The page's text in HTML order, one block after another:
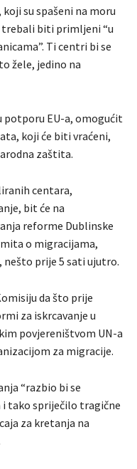
su spašeni na moru
trebali biti primljeni “u
Ti centri bi se
žele, jedino na
potporu EU-a, omogućit
koji će biti vraćeni,
zaštita.
centara,
bit će na
reforme Dublinske
o migracijama,
nešto prije 5 sati ujutro.
da što prije
za iskrcavanje u
povjereništvom UN-a
za migracije.
“razbio bi se
tako spriječilo tragične
za kretanja na